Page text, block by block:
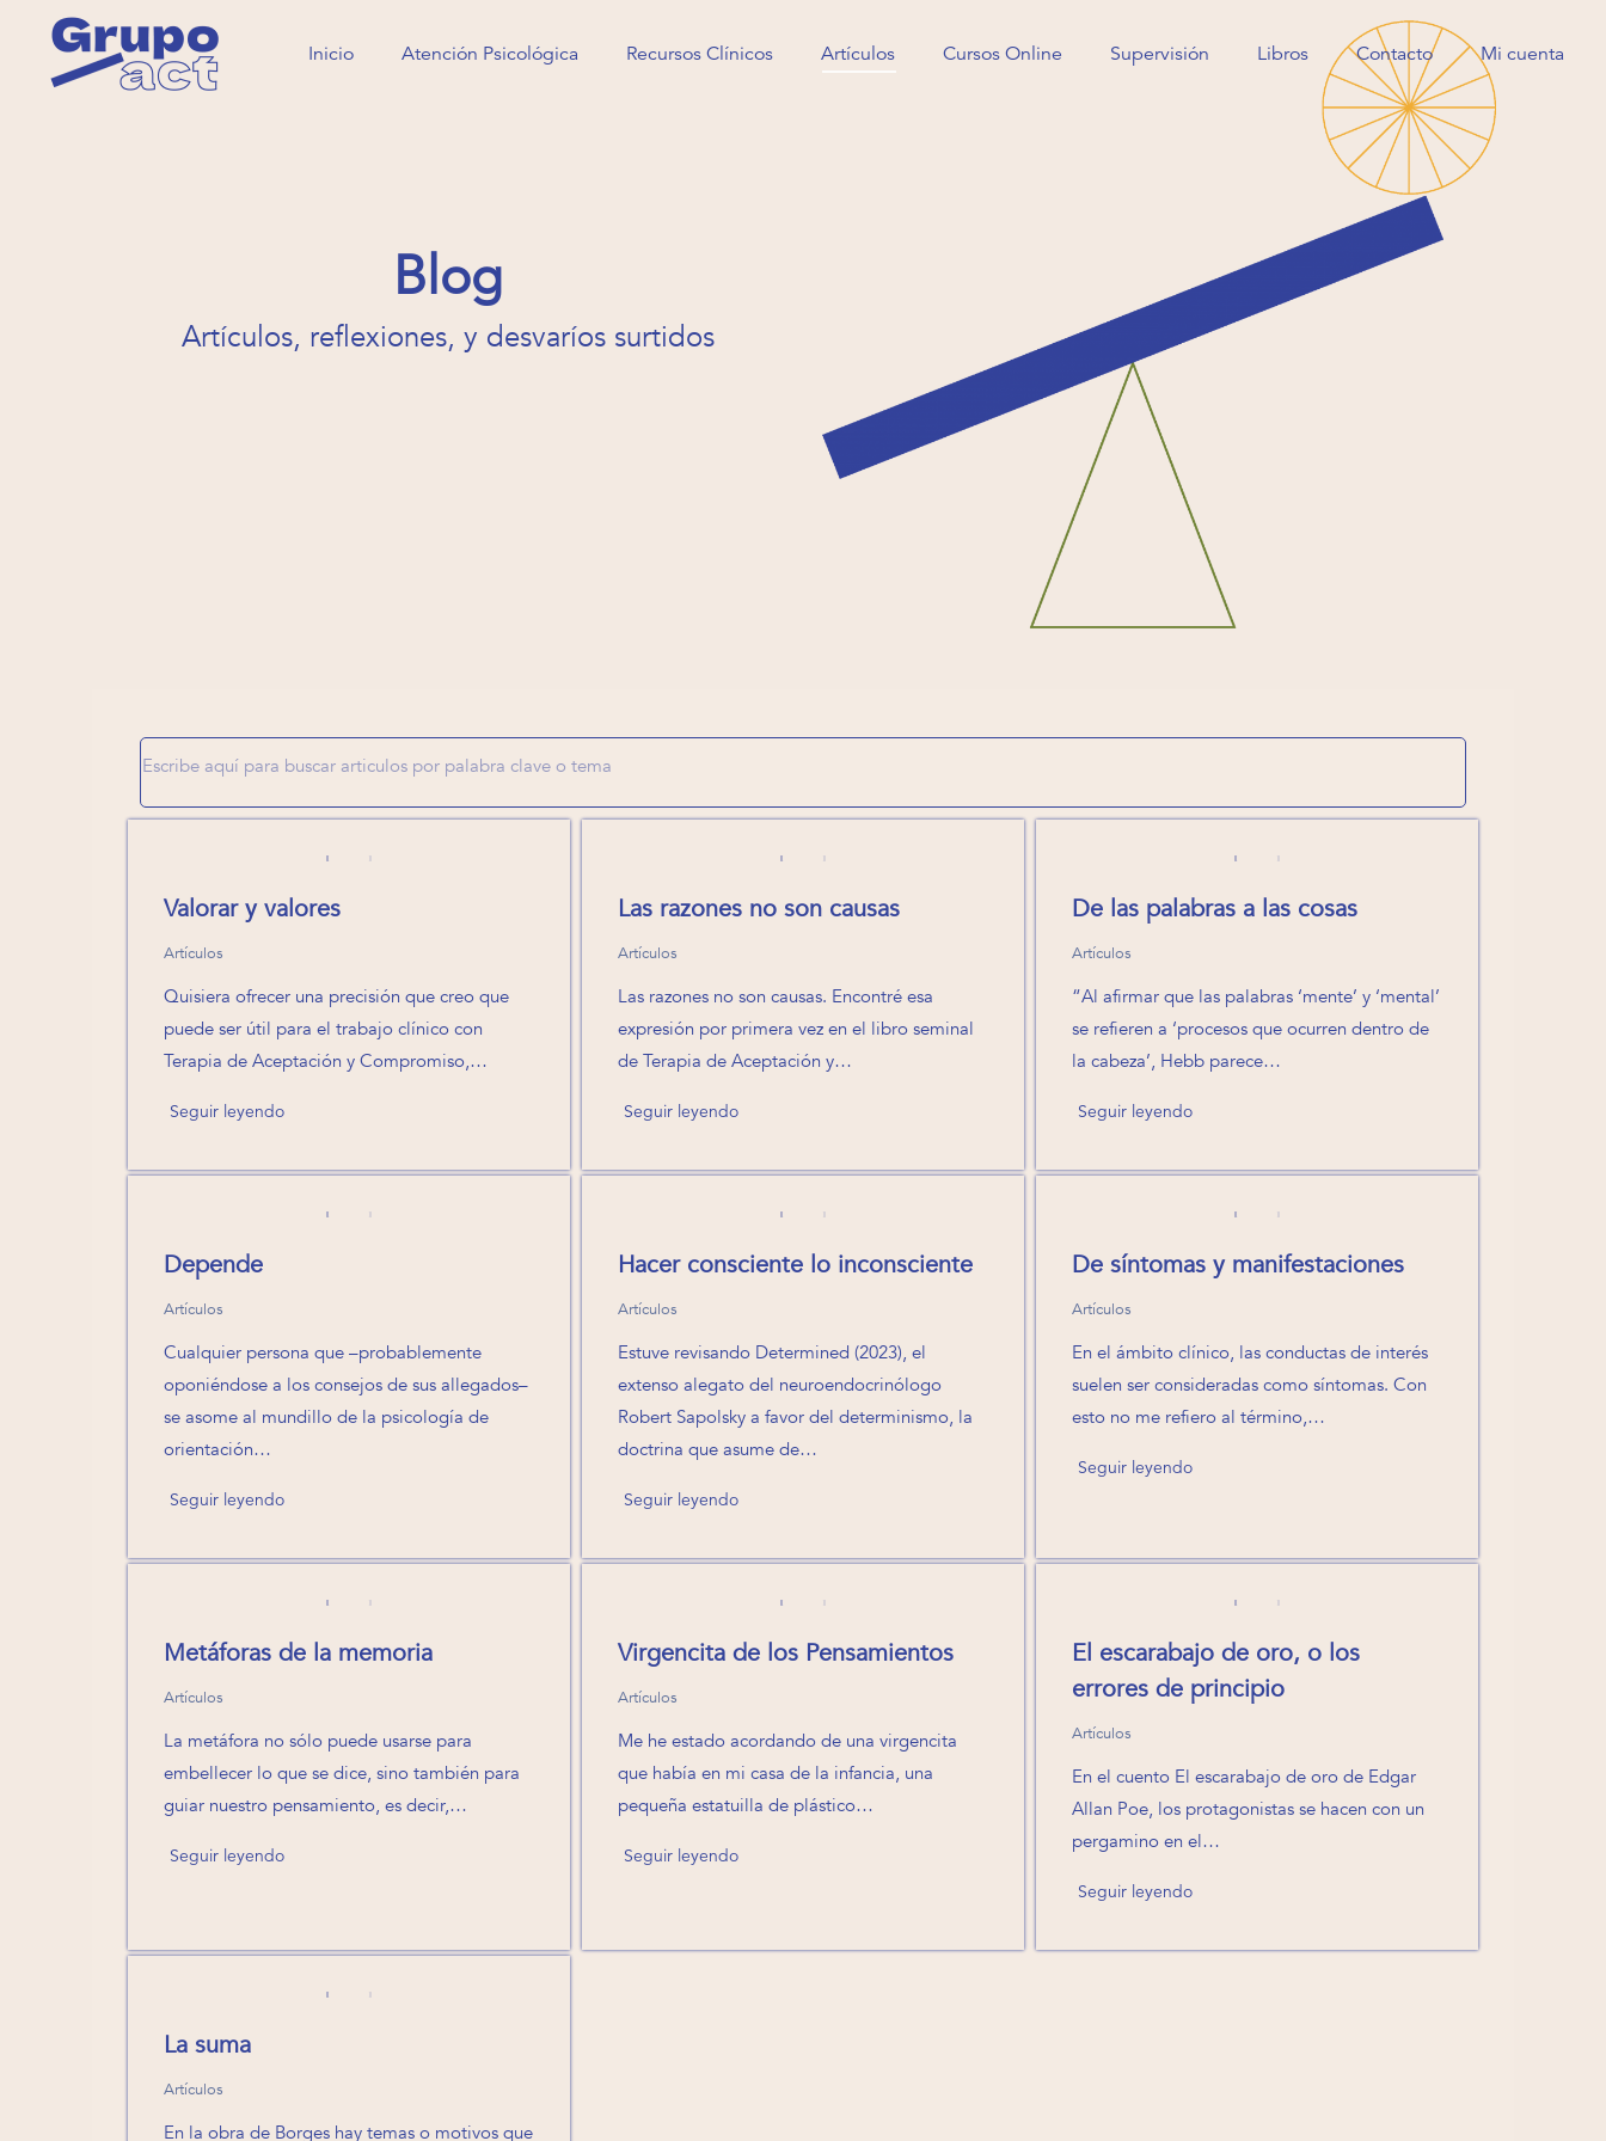
Inicio Atención Psicológica Recursos Clínicos Artículos Cursos Online Supervisión Libros Contacto Mi cuenta
Blog
Artículos, reflexiones, y desvaríos surtidos
Valorar y valores
Artículos
Quisiera ofrecer una precisión que creo que
puede ser útil para el trabajo clínico con
Terapia de Aceptación y Compromiso,…
Seguir leyendo
Las razones no son causas
Artículos
Las razones no son causas. Encontré esa
expresión por primera vez en el libro seminal
de Terapia de Aceptación y…
Seguir leyendo
De las palabras a las cosas
Artículos
“Al afirmar que las palabras ‘mente’ y ‘mental’
se refieren a ‘procesos que ocurren dentro de
la cabeza’, Hebb parece…
Seguir leyendo
Depende
Artículos
Cualquier persona que –probablemente
oponiéndose a los consejos de sus allegados–
se asome al mundillo de la psicología de
orientación…
Seguir leyendo
Hacer consciente lo inconsciente
Artículos
Estuve revisando Determined (2023), el
extenso alegato del neuroendocrinólogo
Robert Sapolsky a favor del determinismo, la
doctrina que asume de…
Seguir leyendo
De síntomas y manifestaciones
Artículos
En el ámbito clínico, las conductas de interés
suelen ser consideradas como síntomas. Con
esto no me refiero al término,…
Seguir leyendo
Metáforas de la memoria
Artículos
La metáfora no sólo puede usarse para
embellecer lo que se dice, sino también para
guiar nuestro pensamiento, es decir,…
Seguir leyendo
Virgencita de los Pensamientos
Artículos
Me he estado acordando de una virgencita
que había en mi casa de la infancia, una
pequeña estatuilla de plástico…
Seguir leyendo
El escarabajo de oro, o los
errores de principio
Artículos
En el cuento El escarabajo de oro de Edgar
Allan Poe, los protagonistas se hacen con un
pergamino en el…
Seguir leyendo
La suma
Artículos
En la obra de Borges hay temas o motivos que
Contacto